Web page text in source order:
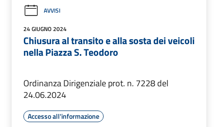
AVVISI
24 GIUGNO 2024
Chiusura al transito e alla sosta dei veicoli
nella Piazza S. Teodoro
Ordinanza Dirigenziale prot. n. 7228 del
24.06.2024
Accesso all'informazione